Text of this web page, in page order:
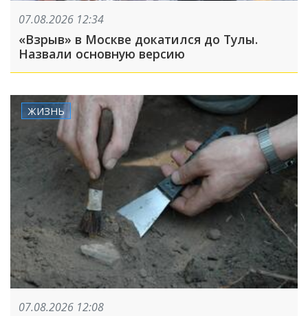
07.08.2026 12:34
«Взрыв» в Москве докатился до Тулы.
Назвали основную версию
ЖИЗНЬ
07.08.2026 12:08